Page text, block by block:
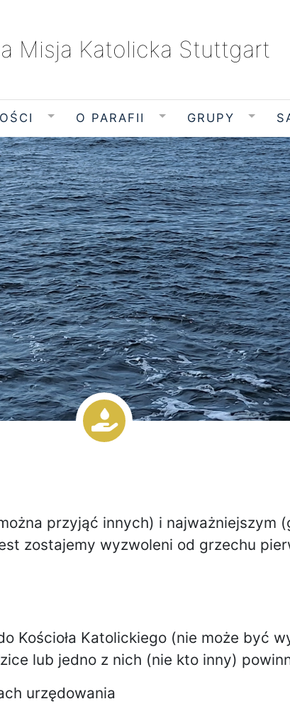
Misja Katolicka Stuttgart
O PARAFII GRUPY
przyjąć innych) i najważniejszym
zostajemy wyzwoleni od grzechu
Kościoła Katolickiego (nie może być
lub jedno z nich (nie kto inny)
urzędowania